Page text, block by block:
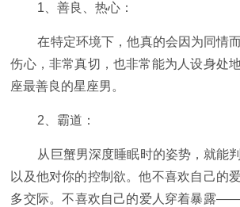
1、善良、热心：
在特定环境下，他真的会因为同情
伤心，非常真切，也非常能为人设身处
座最善良的星座男。
2、霸道：
从巨蟹男深度睡眠时的姿势，就能
以及他对你的控制欲。他不喜欢自己的
多交际。不喜欢自己的爱人穿着暴露